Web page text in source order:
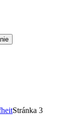
Stránka 3